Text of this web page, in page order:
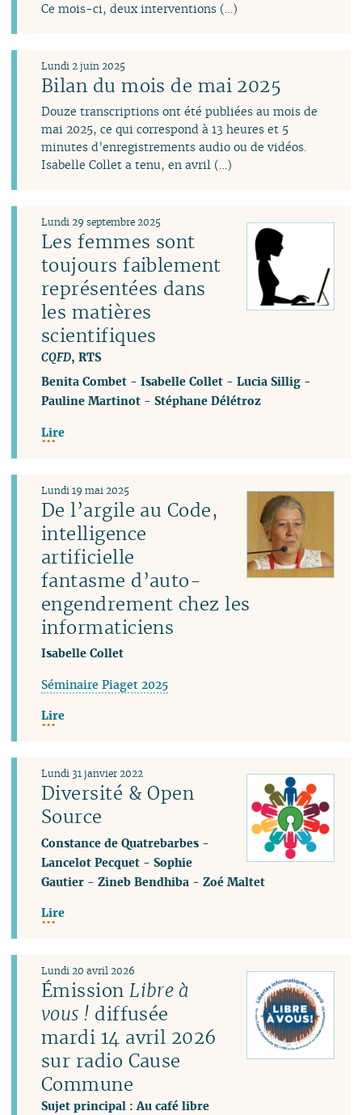
Ce mois-ci, deux interventions (…)
Bilan du mois de mai 2025
Lundi 2 juin 2025
Douze transcriptions ont été publiées au mois de
mai 2025, ce qui correspond à 13 heures et 5
minutes d’enregistrements audio ou de vidéos.
Isabelle Collet a tenu, en avril (…)
Les femmes sont
toujours faiblement
représentées dans
les matières
scientifiques
CQFD, RTS
Lundi 29 septembre 2025
Benita Combet -Isabelle Collet -Lucia Sillig -
Pauline Martinot -Stéphane Délétroz
Lire
De l’argile au Code,
intelligence
artificielle
fantasme d’auto-
engendrement chez les
informaticiens
Lundi 19 mai 2025
Isabelle Collet
Séminaire Piaget 2025
Lire
Diversité & Open
Source
Lundi 31 janvier 2022
Constance de Quatrebarbes -
Lancelot Pecquet -Sophie
Gautier -Zineb Bendhiba -Zoé Maltet
Lire
ÉmissionLibre à
vous ! diffusée
mardi 14 avril 2026
sur radio Cause
Commune
Sujet principal : Au café libre
Lundi 20 avril 2026